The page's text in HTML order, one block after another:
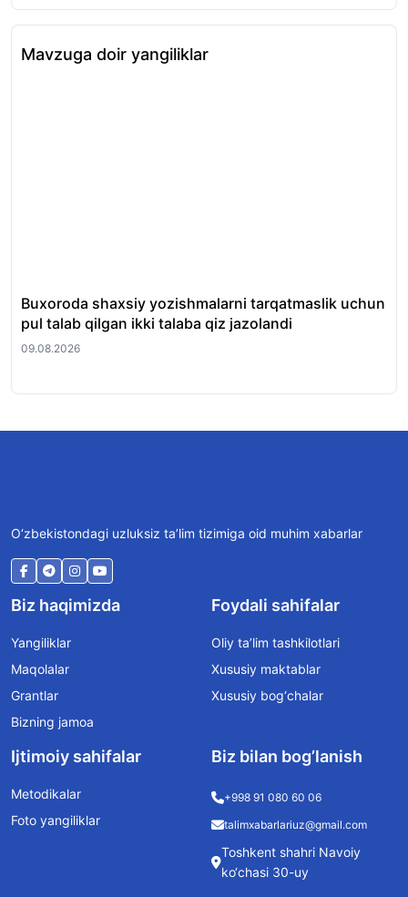
Mavzuga doir yangiliklar
Buxoroda shaxsiy yozishmalarni tarqatmaslik uchun
pul talab qilgan ikki talaba qiz jazolandi
09.08.2026
O‘zbekistondagi uzluksiz ta’lim tizimiga oid muhim xabarlar
Biz haqimizda
Yangiliklar
Maqolalar
Grantlar
Bizning jamoa
Foydali sahifalar
Oliy ta’lim tashkilotlari
Xususiy maktablar
Xususiy bog‘chalar
Ijtimoiy sahifalar
Metodikalar
Foto yangiliklar
Biz bilan bog’lanish
+998 91 080 60 06
talimxabarlariuz@gmail.com
Toshkent shahri Navoiy
ko‘chasi 30-uy